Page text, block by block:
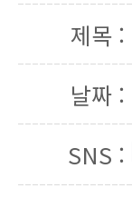
제목 :
날짜 :
SNS :